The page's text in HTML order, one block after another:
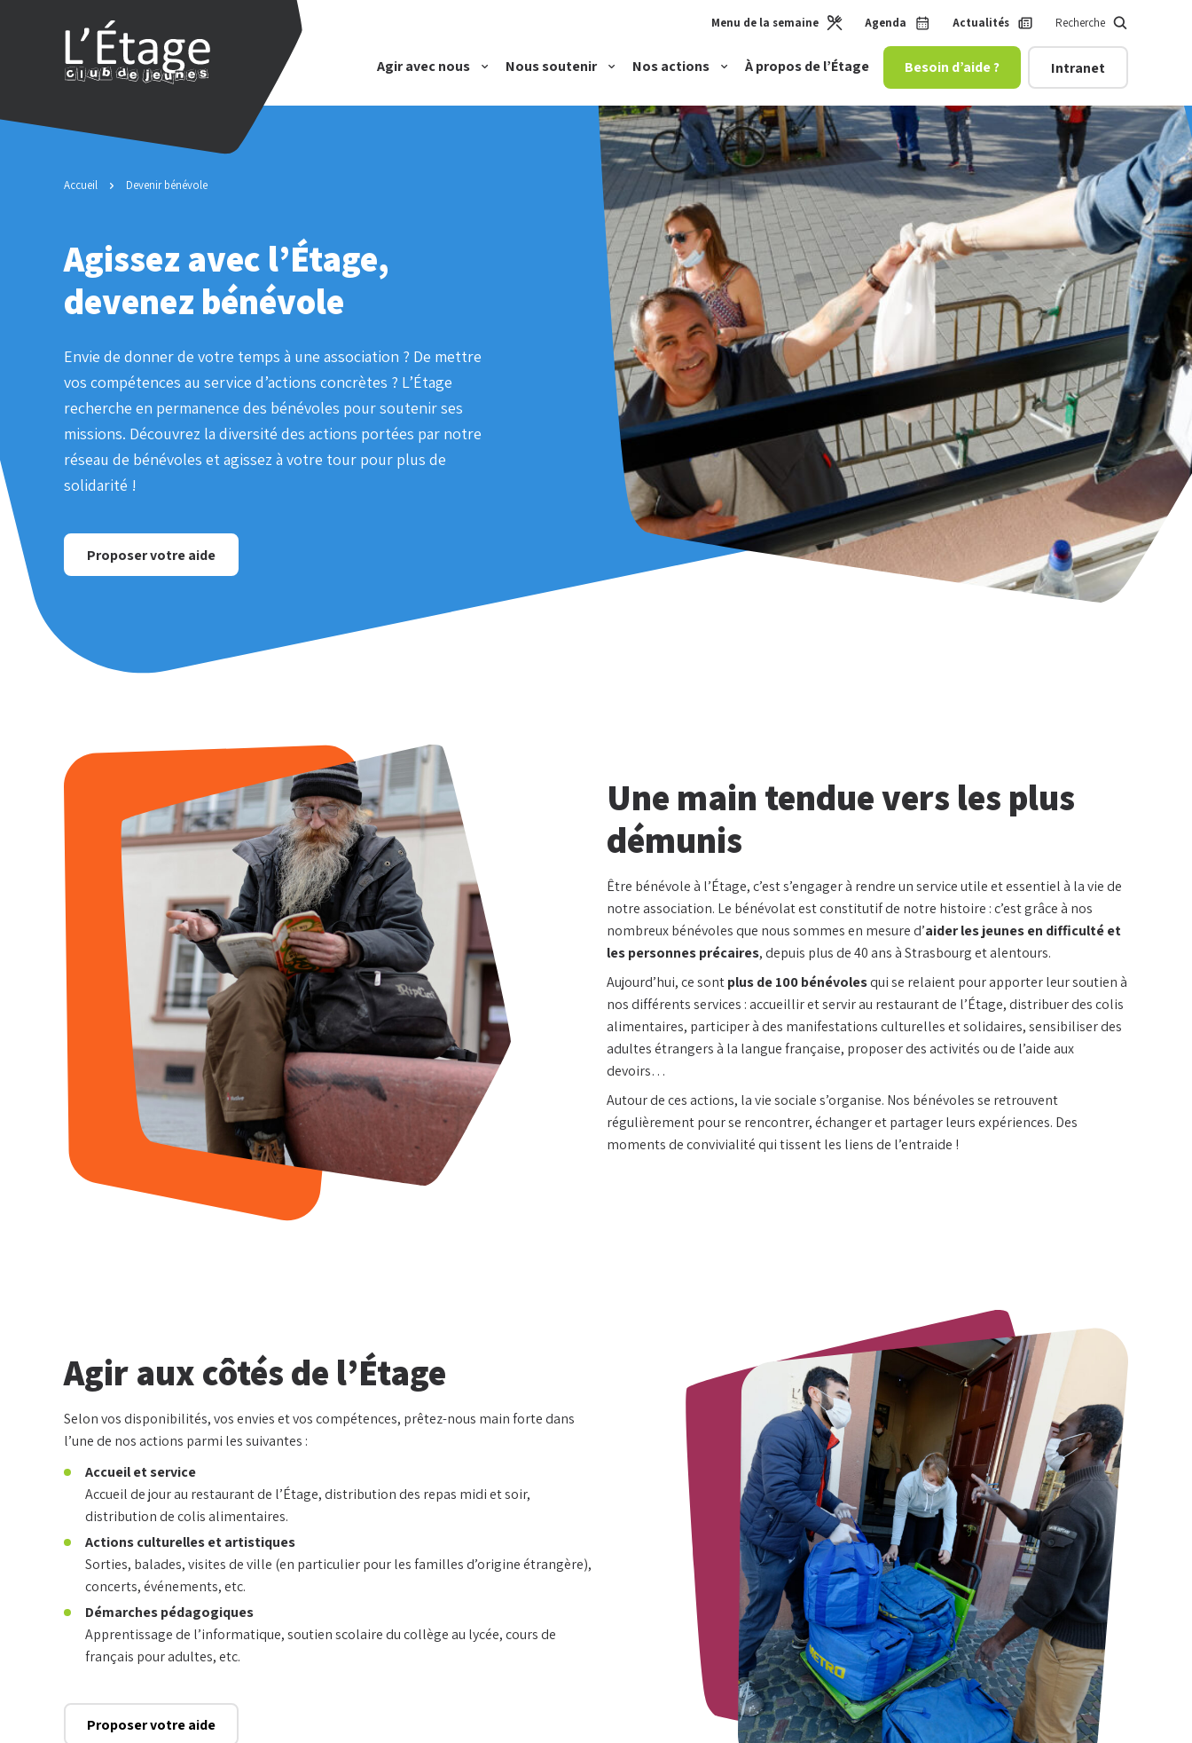
Menu de la semaine Agenda Actualités Recherche
Agir avec nous Nous soutenir
Faire un don
Proposer un logement
Nos actions
Accueillir
Accompagner
Héberger et loger
Parentalité et petite enfance
À propos de l’Étage Besoin d’aide ? Intranet
Accueil Devenir bénévole
Agissez avec l’Étage,
devenez bénévole
Envie de donner de votre temps à une association ? De mettre
vos compétences au service d’actions concrètes ? L’Étage
recherche en permanence des bénévoles pour soutenir ses
missions. Découvrez la diversité des actions portées par notre
réseau de bénévoles et agissez à votre tour pour plus de
solidarité !
Proposer votre aide
Une main tendue vers les plus
démunis
Être bénévole à l’Étage, c’est s’engager à rendre un service utile et essentiel à la vie de
notre association. Le bénévolat est constitutif de notre histoire : c’est grâce à nos
nombreux bénévoles que nous sommes en mesure d’aider les jeunes en difficulté et
les personnes précaires, depuis plus de 40 ans à Strasbourg et alentours.
Aujourd’hui, ce sontplus de 100 bénévolesqui se relaient pour apporter leur soutien à
nos différents services : accueillir et servir au restaurant de l’Étage, distribuer des colis
alimentaires, participer à des manifestations culturelles et solidaires, sensibiliser des
adultes étrangers à la langue française, proposer des activités ou de l’aide aux
devoirs…
Autour de ces actions, la vie sociale s’organise. Nos bénévoles se retrouvent
régulièrement pour se rencontrer, échanger et partager leurs expériences. Des
moments de convivialité qui tissent les liens de l’entraide !
Agir aux côtés de l’Étage
Selon vos disponibilités, vos envies et vos compétences, prêtez-nous main forte dans
l’une de nos actions parmi les suivantes :
Accueil et service
Accueil de jour au restaurant de l’Étage, distribution des repas midi et soir,
distribution de colis alimentaires.
Actions culturelles et artistiques
Sorties, balades, visites de ville (en particulier pour les familles d’origine étrangère),
concerts, événements, etc.
Démarches pédagogiques
Apprentissage de l’informatique, soutien scolaire du collège au lycée, cours de
français pour adultes, etc.
Proposer votre aide